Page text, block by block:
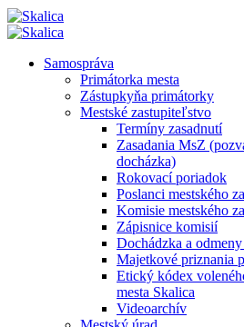
Samospráva
Primátorka mesta
Zástupkyňa primátorky
Mestské zastupiteľstvo
Termíny zasadnutí
Zasadania MsZ
docházka)
Rokovací poriadok
Poslanci mestského
Komisie mestského
Zápisnice komisií
Dochádzka a
Majetkové priznania
Etický kódex
mesta Skalica
Videoarchív